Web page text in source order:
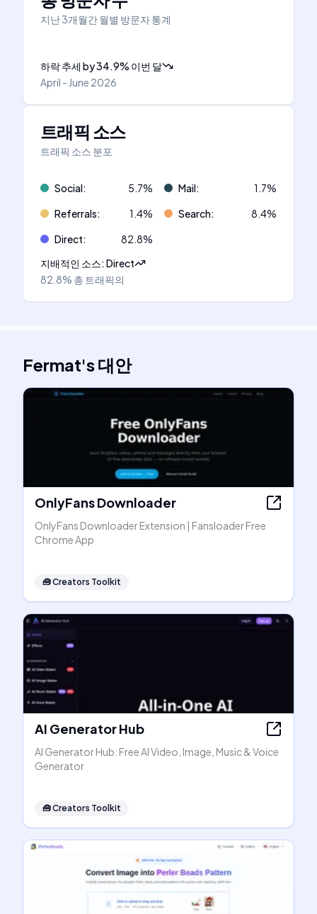
지난 3개월간 월별 방문자 통계
하락 추세 by34.9% 이번 달
April - June 2026
트래픽 소스
트래픽 소스 분포
Social: 5.7% Mail: 1.7%
Referrals: 1.4% Search: 8.4%
Direct: 82.8%
지배적인 소스:Direct
82.8% 총 트래픽의
Fermat's대안
OnlyFans Downloader
OnlyFans Downloader Extension | Fansloader Free
Chrome App
🧰Creators Toolkit
AI Generator Hub
AI Generator Hub: Free AI Video, Image, Music & Voice
Generator
🧰Creators Toolkit